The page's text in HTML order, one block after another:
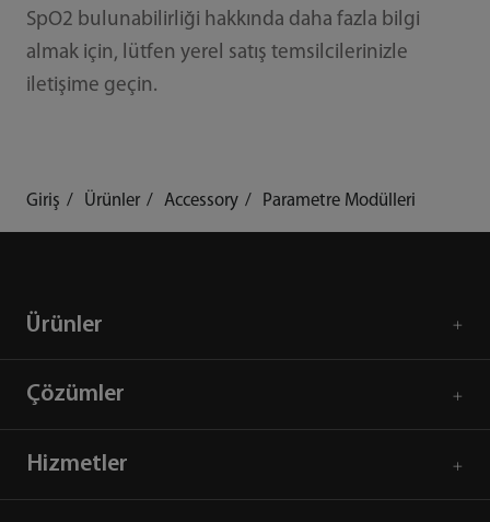
SpO2 bulunabilirliği hakkında daha fazla bilgi
almak için, lütfen yerel satış temsilcilerinizle
iletişime geçin.
Giriş Ürünler Accessory Parametre Modülleri
Ürünler
Çözümler
Hizmetler